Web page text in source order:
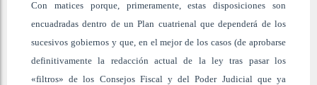
Con matices porque, primeramente, estas disposiciones son
encuadradas dentro de un Plan cuatrienal que dependerá de los
sucesivos gobiernos y que, en el mejor de los casos (de aprobarse
definitivamente la redacción actual de la ley tras pasar los
«filtros» de los Consejos Fiscal y del Poder Judicial que ya